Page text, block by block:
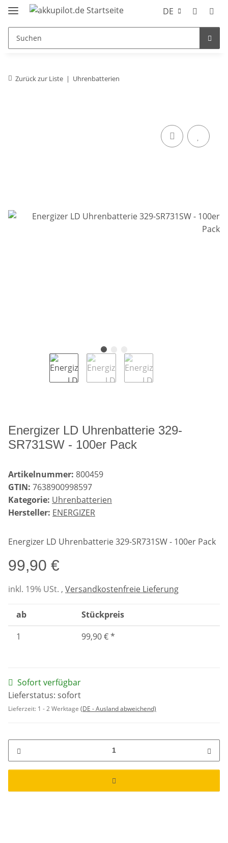
DE
Zurück zur Liste Uhrenbatterien
Energizer LD Uhrenbatterie 329-
SR731SW - 100er Pack
Artikelnummer: 800459
GTIN: 7638900998597
Kategorie: Uhrenbatterien
Hersteller: ENERGIZER
Energizer LD Uhrenbatterie 329-SR731SW - 100er Pack
99,90 €
inkl. 19% USt. , Versandkostenfreie Lieferung
ab
Stückpreis
1
99,90 €*
Sofort verfügbar
Lieferstatus: sofort
Lieferzeit: 1 - 2 Werktage (DE - Ausland abweichend)